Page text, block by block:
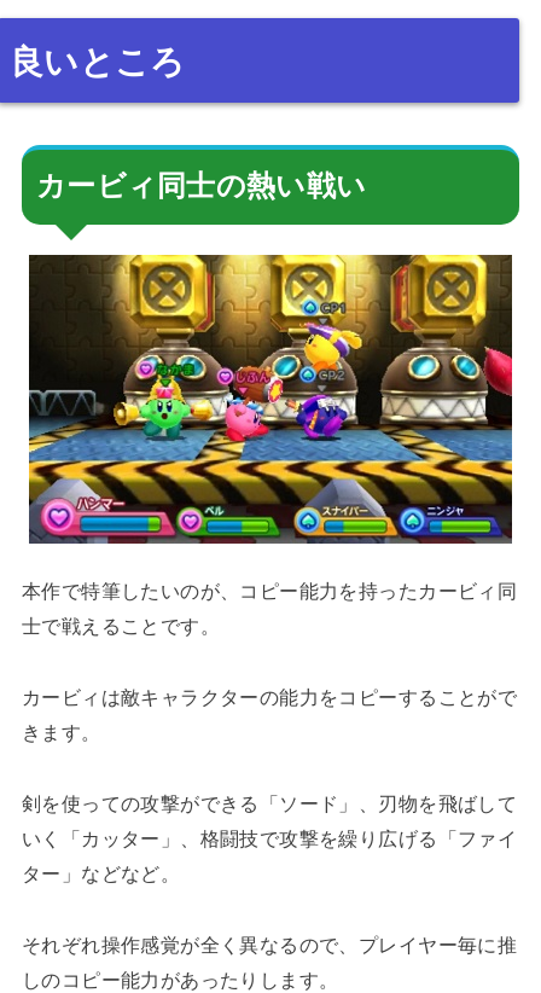
良いところ
カービィ同士の熱い戦い
本作で特筆したいのが、コピー能力を持ったカービィ同
士で戦えることです。
カービィは敵キャラクターの能力をコピーすることがで
きます。
剣を使っての攻撃ができる「ソード」、刃物を飛ばして
いく「カッター」、格闘技で攻撃を繰り広げる「ファイ
ター」などなど。
それぞれ操作感覚が全く異なるので、プレイヤー毎に推
しのコピー能力があったりします。